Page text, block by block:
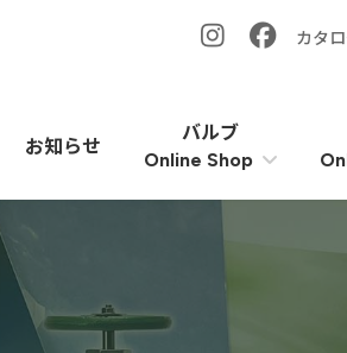
カタ
お知らせ
バルブ
Online Shop